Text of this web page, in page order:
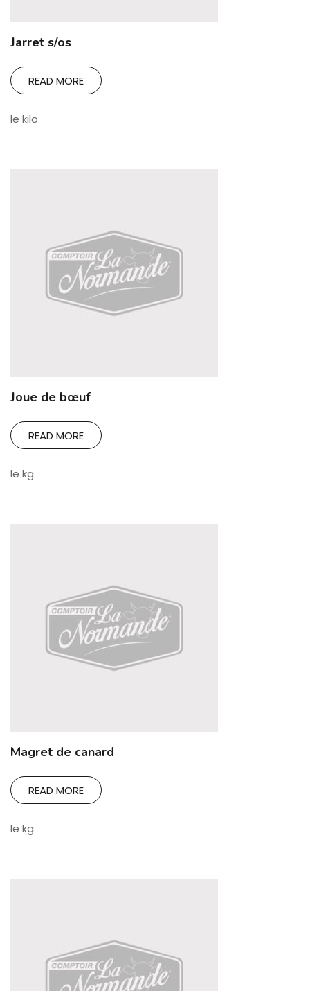
Jarret s/os
READ MORE
le kilo
Joue de bœuf
READ MORE
le kg
Magret de canard
READ MORE
le kg